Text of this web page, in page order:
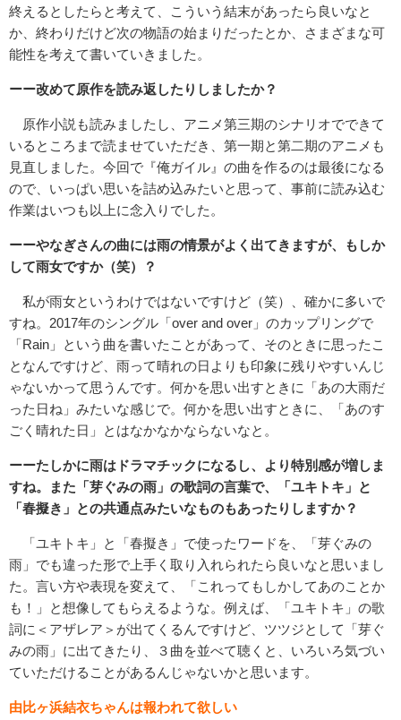
終えるとしたらと考えて、こういう結末があったら良いなと
か、終わりだけど次の物語の始まりだったとか、さまざまな可
能性を考えて書いていきました。
ーー改めて原作を読み返したりしましたか？
原作小説も読みましたし、アニメ第三期のシナリオでできて
いるところまで読ませていただき、第一期と第二期のアニメも
見直しました。今回で『俺ガイル』の曲を作るのは最後になる
ので、いっぱい思いを詰め込みたいと思って、事前に読み込む
作業はいつも以上に念入りでした。
ーーやなぎさんの曲には雨の情景がよく出てきますが、もしか
して雨女ですか（笑）？
私が雨女というわけではないですけど（笑）、確かに多いで
すね。2017年のシングル「over and over」のカップリングで
「Rain」という曲を書いたことがあって、そのときに思ったこ
となんですけど、雨って晴れの日よりも印象に残りやすいんじ
ゃないかって思うんです。何かを思い出すときに「あの大雨だ
った日ね」みたいな感じで。何かを思い出すときに、「あのす
ごく晴れた日」とはなかなかならないなと。
ーーたしかに雨はドラマチックになるし、より特別感が増しま
すね。また「芽ぐみの雨」の歌詞の言葉で、「ユキトキ」と
「春擬き」との共通点みたいなものもあったりしますか？
「ユキトキ」と「春擬き」で使ったワードを、「芽ぐみの
雨」でも違った形で上手く取り入れられたら良いなと思いまし
た。言い方や表現を変えて、「これってもしかしてあのことか
も！」と想像してもらえるような。例えば、「ユキトキ」の歌
詞に＜アザレア＞が出てくるんですけど、ツツジとして「芽ぐ
みの雨」に出てきたり、３曲を並べて聴くと、いろいろ気づい
ていただけることがあるんじゃないかと思います。
由比ヶ浜結衣ちゃんは報われて欲しい